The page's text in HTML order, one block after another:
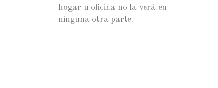
hogar u oficina no la verá en
ninguna otra parte.